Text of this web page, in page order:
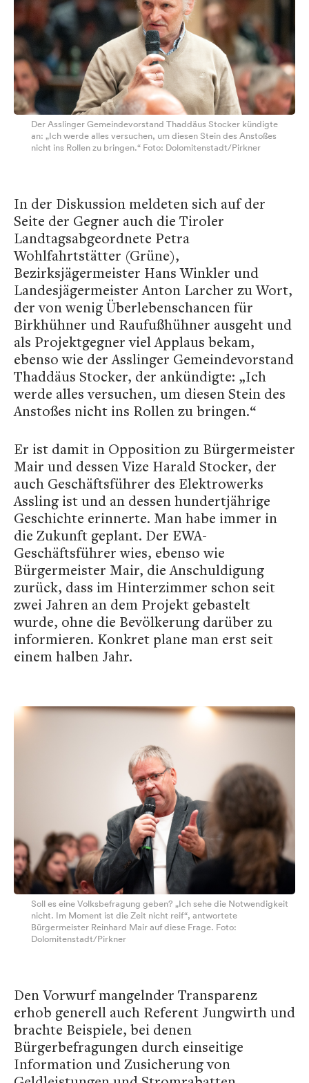
Der Asslinger Gemeindevorstand Thaddäus Stocker kündigte
an: „Ich werde alles versuchen, um diesen Stein des Anstoßes
nicht ins Rollen zu bringen.“ Foto: Dolomitenstadt/Pirkner
In der Diskussion meldeten sich auf der
Seite der Gegner auch die Tiroler
Landtagsabgeordnete Petra
Wohlfahrtstätter (Grüne),
Bezirksjägermeister Hans Winkler und
Landesjägermeister Anton Larcher zu Wort,
der von wenig Überlebenschancen für
Birkhühner und Raufußhühner ausgeht und
als Projektgegner viel Applaus bekam,
ebenso wie der Asslinger Gemeindevorstand
Thaddäus Stocker, der ankündigte: „Ich
werde alles versuchen, um diesen Stein des
Anstoßes nicht ins Rollen zu bringen.“
Er ist damit in Opposition zu Bürgermeister
Mair und dessen Vize Harald Stocker, der
auch Geschäftsführer des Elektrowerks
Assling ist und an dessen hundertjährige
Geschichte erinnerte. Man habe immer in
die Zukunft geplant. Der EWA-
Geschäftsführer wies, ebenso wie
Bürgermeister Mair, die Anschuldigung
zurück, dass im Hinterzimmer schon seit
zwei Jahren an dem Projekt gebastelt
wurde, ohne die Bevölkerung darüber zu
informieren. Konkret plane man erst seit
einem halben Jahr.
Soll es eine Volksbefragung geben? „Ich sehe die Notwendigkeit
nicht. Im Moment ist die Zeit nicht reif“, antwortete
Bürgermeister Reinhard Mair auf diese Frage. Foto:
Dolomitenstadt/Pirkner
Den Vorwurf mangelnder Transparenz
erhob generell auch Referent Jungwirth und
brachte Beispiele, bei denen
Bürgerbefragungen durch einseitige
Information und Zusicherung von